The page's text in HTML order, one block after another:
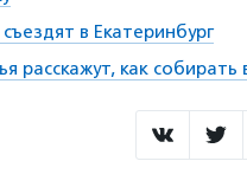
в Екатеринбург
расскажут, как собирать